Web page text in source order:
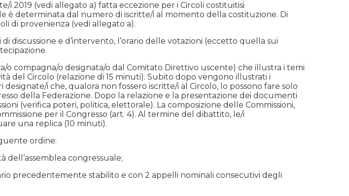
2019 (vedi allegato a) fatta eccezione per i Circoli costituitisi
è determinata dal numero di iscritte/i al momento della costituzione. Di
di provenienza (vedi allegato a).
discussione e d’intervento, l’orario delle votazioni (eccetto quella sui
o compagna/o designata/o dal Comitato Direttivo uscente) che illustra i temi
del Circolo (relazione di 15 minuti). Subito dopo vengono illustrati i
i che, qualora non fossero iscritte/i al Circolo, lo possono fare solo
della Federazione. Dopo la relazione e la presentazione dei documenti
(verifica poteri, politica, elettorale). La composizione delle Commissioni,
per il Congresso (art. 4). Al termine del dibattito, le/i
una replica (10 minuti).
ordine:
dell’assemblea congressuale;
precedentemente stabilito e con 2 appelli nominali consecutivi degli